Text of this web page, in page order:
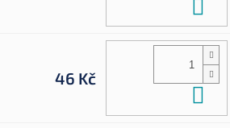
46 Kč